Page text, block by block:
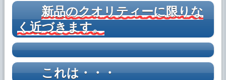
2024年3月31日
ブログに 「◆3月の施工例から、ホイールリ
ペア事例です。」を追加しました。
2024年2月29日
ブログに 「◆2月の施工例から、ホイールリ
ペア事例です。」を追加しました。
新品のクオリティーに限りな
く近づきます。
これは・・・